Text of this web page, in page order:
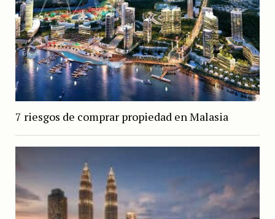
7 riesgos de comprar propiedad en Malasia